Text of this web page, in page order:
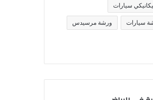
سيارات
سيارات ورشة مرسيدس